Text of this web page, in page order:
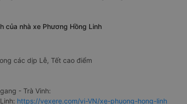
của nhà xe Phương Hồng Linh
các dịp Lễ, Tết cao điểm
- Trà Vinh:
https://vexere.com/vi-VN/xe-phuong-hong-linh